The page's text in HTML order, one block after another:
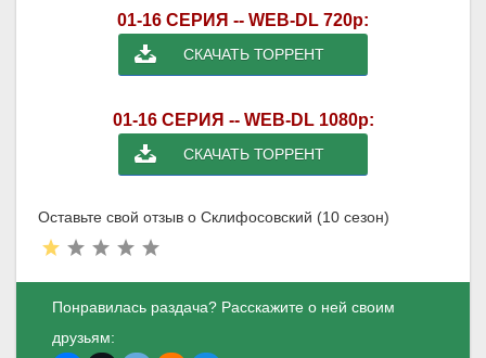
01-16 СЕРИЯ -- WEB-DL 720p:
СКАЧАТЬ ТОРРЕНТ
01-16 СЕРИЯ -- WEB-DL 1080p:
СКАЧАТЬ ТОРРЕНТ
Оставьте свой отзыв о Склифосовский (10 сезон)
Понравилась раздача? Расскажите о ней своим
друзьям: